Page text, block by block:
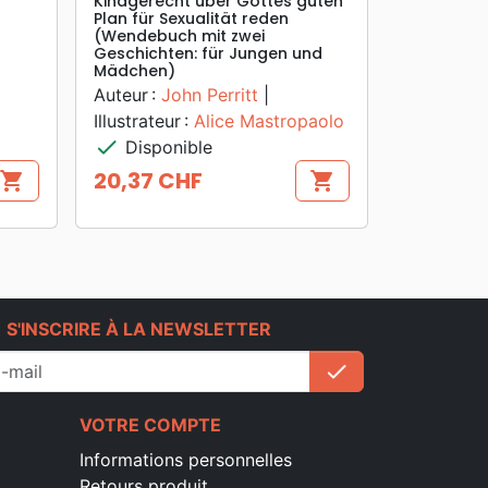
shopping_cart
Plan für Sexualität reden
(Wendebuch mit zwei
Geschichten: für Jungen und
Mädchen)
Auteur : John Perritt
Illustrateur : Alice Mastropaolo
check Disponible
Prix
20,37 CHF shopping_cart
S'INSCRIRE À LA NEWSLETTER
check
VOTRE COMPTE
Informations personnelles